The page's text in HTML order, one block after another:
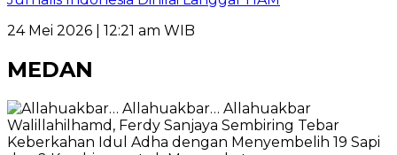
24 Mei 2026 | 12:21 am WIB
MEDAN